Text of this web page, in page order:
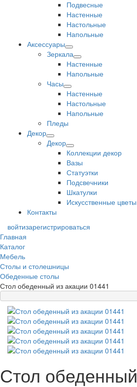
Подвесные
Настенные
Настольные
Напольные
Аксессуары
Зеркала
Настенные
Напольные
Часы
Настенные
Настольные
Напольные
Пледы
Декор
Декор
Коллекции декор
Вазы
Статуэтки
Подсвечники
Шкатулки
Искусственные цветы
Контакты
войтизарегистрироваться
Главная
Каталог
Мебель
Столы и столешницы
Обеденные столы
Стол обеденный из акации 01441
Стол обеденный